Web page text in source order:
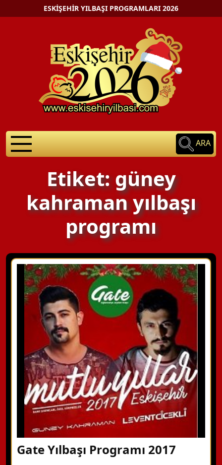
ESKIŞEHIR YILBAŞI PROGRAMLARI 2026
ARA
Etiket: güney
kahraman yılbaşı
programı
Gate Yılbaşı Programı 2017